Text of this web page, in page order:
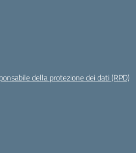
della protezione dei dati (RPD)